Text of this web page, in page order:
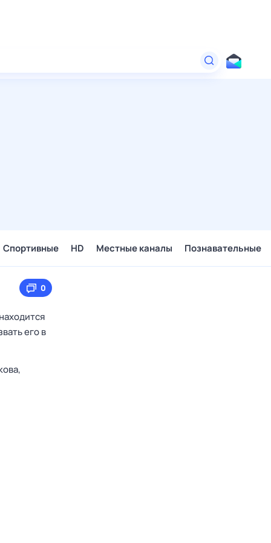
Спортивные HD Местные каналы Познавательные
0
его в